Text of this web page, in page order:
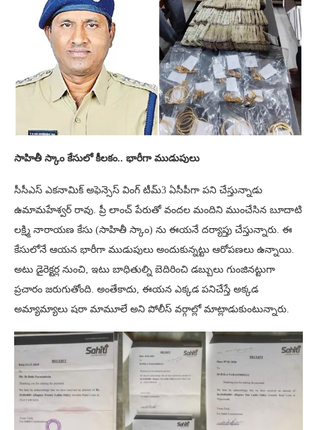
సాహితీ స్కాం కేసులో కీలకం.. భారీగా ముడుపులు
సీసీఎస్ ఎకనామిక్ అఫెన్సెస్ వింగ్ టీమ్3 ఏసీపీగా పని చేస్తున్నాడు
ఉమామహేశ్వర్ రావు. ప్రీ లాంచ్ పేరుతో వందల మందిని ముంచేసిన బూదాటి
లక్ష్మి నారాయణ కేసు (సాహితీ స్కాం) ను ఈయనే దర్యాప్తు చేస్తున్నారు. ఈ
కేసులోనే ఆయన భారీగా ముడుపులు అందుకున్నట్టు ఆరోపణలు ఉన్నాయి.
అటు డైరెక్టర్ల నుంచి, ఇటు బాధితుల్ని బెదిరించి డబ్బులు గుంజినట్టుగా
ప్రచారం జరుగుతోంది. అంతేకాదు, ఈయన ఎక్కడ పనిచేస్తే అక్కడ
అమ్యామ్యాలు షరా మామూలే అని పోలీస్ వర్గాల్లో మాట్లాడుకుంటున్నారు.